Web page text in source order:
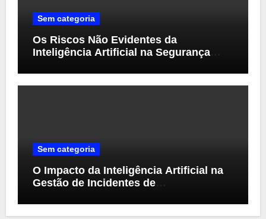
Sem categoria
Os Riscos Não Evidentes da
Inteligência Artificial na Segurança
Sem categoria
O Impacto da Inteligência Artificial na
Gestão de Incidentes de